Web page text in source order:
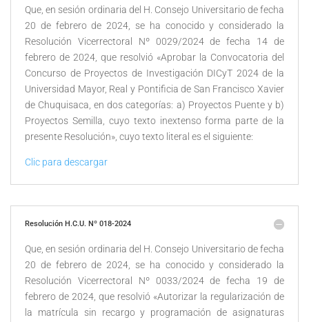
Que, en sesión ordinaria del H. Consejo Universitario de fecha
20 de febrero de 2024, se ha conocido y considerado la
Resolución Vicerrectoral Nº 0029/2024 de fecha 14 de
febrero de 2024, que resolvió «Aprobar la Convocatoria del
Concurso de Proyectos de Investigación DICyT 2024 de la
Universidad Mayor, Real y Pontificia de San Francisco Xavier
de Chuquisaca, en dos categorías: a) Proyectos Puente y b)
Proyectos Semilla, cuyo texto inextenso forma parte de la
presente Resolución», cuyo texto literal es el siguiente:
Clic para descargar
Resolución H.C.U. Nº 018-2024
Que, en sesión ordinaria del H. Consejo Universitario de fecha
20 de febrero de 2024, se ha conocido y considerado la
Resolución Vicerrectoral Nº 0033/2024 de fecha 19 de
febrero de 2024, que resolvió «Autorizar la regularización de
la matrícula sin recargo y programación de asignaturas